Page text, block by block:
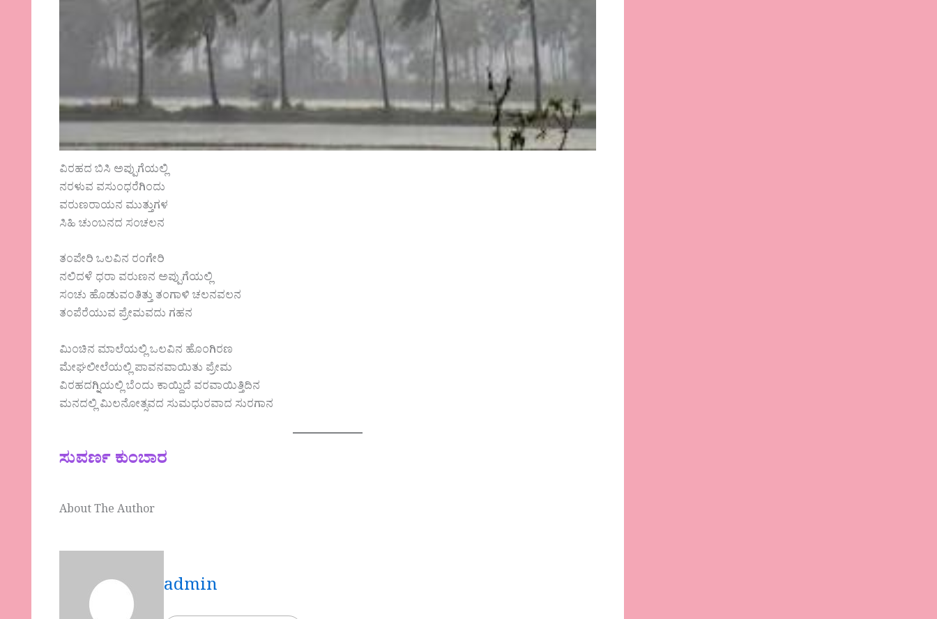
ವಿರಹದ ಬಿಸಿ ಅಪ್ಪುಗೆಯಲ್ಲಿ
ನರಳುವ ವಸುಂಧರೆಗಿಂದು
ವರುಣರಾಯನ ಮುತ್ತುಗಳ
ಸಿಹಿ ಚುಂಬನದ ಸಂಚಲನ
ತಂಪೇರಿ ಒಲವಿನ ರಂಗೇರಿ
ನಲಿದಳೆ ಧರಾ ವರುಣನ ಅಪ್ಪುಗೆಯಲ್ಲಿ
ಸಂಚು ಹೊಡುವಂತಿತ್ತು ತಂಗಾಳಿ ಚಲನವಲನ
ತಂಪೆರೆಯುವ ಪ್ರೇಮವದು ಗಹನ
ಮಿಂಚಿನ ಮಾಲೆಯಲ್ಲಿ ಒಲವಿನ ಹೊಂಗಿರಣ
ಮೇಘಲೀಲೆಯಲ್ಲಿ ಪಾವನವಾಯಿತು ಪ್ರೇಮ
ವಿರಹದಗ್ನಿಯಲ್ಲಿ ಬೆಂದು ಕಾಯ್ದಿದೆ ವರವಾಯಿತ್ತಿದಿನ
ಮನದಲ್ಲಿ ಮಿಲನೋತ್ಸವದ ಸುಮಧುರವಾದ ಸುರಗಾನ
ಸುವರ್ಣ ಕುಂಬಾರ
About The Author
admin